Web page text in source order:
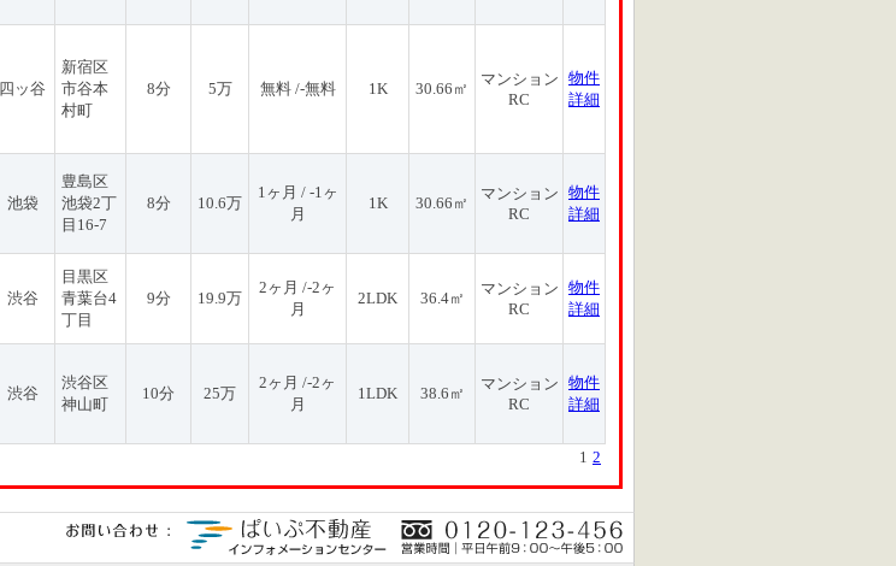
四ッ谷
新宿区
市谷本
村町
8分 5万 無料 /-無料 1K 30.66㎡
マンション
RC
物件
詳細
池袋
豊島区
池袋2丁
目16-7
8分 10.6万
1ヶ月 / -1ヶ
月
1K 30.66㎡
マンション
RC
物件
詳細
渋谷
目黒区
青葉台4
丁目
9分 19.9万
2ヶ月 /-2ヶ
月
2LDK 36.4㎡
マンション
RC
物件
詳細
渋谷
渋谷区
神山町
10分 25万
2ヶ月 /-2ヶ
月
1LDK 38.6㎡
マンション
RC
物件
詳細
1 2